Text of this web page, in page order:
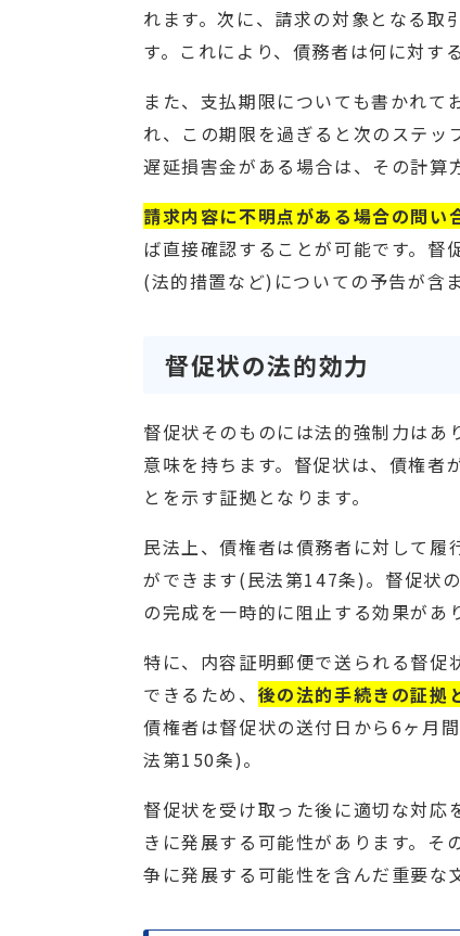
れます。次に、請求の対象となる取
す。これにより、債務者は何に対す
また、支払期限についても書かれて
れ、この期限を過ぎると次のステッ
遅延損害金がある場合は、その計算
請求内容に不明点がある場合の問い
ば直接確認することが可能です。督
(法的措置など)についての予告が含
督促状の法的効力
督促状そのものには法的強制力は
意味を持ちます。督促状は、債権者
とを示す証拠となります。
民法上、債権者は債務者に対して履
ができます(民法第147条)。督促状
の完成を一時的に阻止する効果があ
特に、内容証明郵便で送られる督
できるため、 後の法的手続きの証拠
債権者は督促状の送付日から6ヶ月
法第150条)。
督促状を受け取った後に適切な対
きに発展する可能性があります。
争に発展する可能性を含んだ重要な